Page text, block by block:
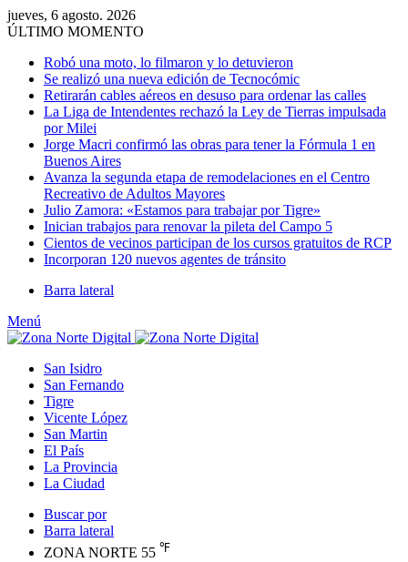
jueves, 6 agosto. 2026
ÚLTIMO MOMENTO
Robó una moto, lo filmaron y lo detuvieron
Se realizó una nueva edición de Tecnocómic
Retirarán cables aéreos en desuso para ordenar las calles
La Liga de Intendentes rechazó la Ley de Tierras impulsada
por Milei
Jorge Macri confirmó las obras para tener la Fórmula 1 en
Buenos Aires
Avanza la segunda etapa de remodelaciones en el Centro
Recreativo de Adultos Mayores
Julio Zamora: «Estamos para trabajar por Tigre»
Inician trabajos para renovar la pileta del Campo 5
Cientos de vecinos participan de los cursos gratuitos de RCP
Incorporan 120 nuevos agentes de tránsito
Barra lateral
Menú
San Isidro
San Fernando
Tigre
Vicente López
San Martin
El País
La Provincia
La Ciudad
Buscar por
Barra lateral
ZONA NORTE 55 ℉